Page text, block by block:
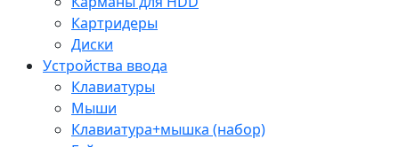
Картридеры
Диски
Устройства ввода
Клавиатуры
Мыши
Клавиатура+мышка (набор)